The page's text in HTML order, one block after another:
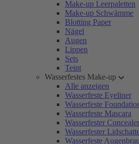
Make-up Leerpaletten
Make-up Schwämme
Blotting Paper
Nägel
Augen
Lippen
Sets
Teint
Wasserfestes Make-up
Alle anzeigen
Wasserfeste Eyeliner
Wasserfeste
Wasserfeste Mascara
Wasserfester Concealer
Wasserfester
Wasserfeste